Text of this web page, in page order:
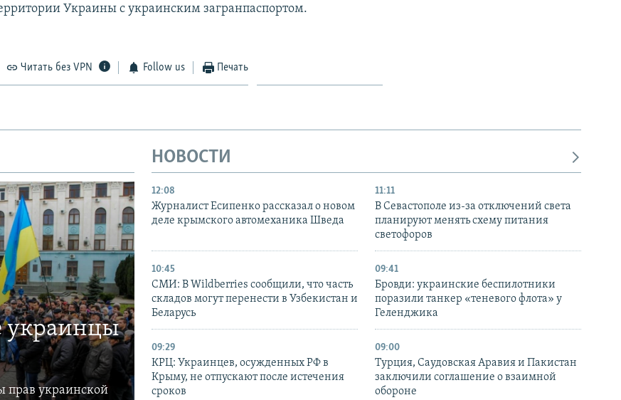
Украины с украинским загранпаспортом.
Читать без VPN Follow us Печать
украинцы
прав украинской
НОВОСТИ
12:08
Журналист Есипенко рассказал о новом
деле крымского автомеханика Шведа
11:11
В Севастополе из-за отключений света
планируют менять схему питания
светофоров
10:45
СМИ: В Wildberries сообщили, что часть
складов могут перенести в Узбекистан и
Беларусь
09:41
Бровди: украинские беспилотники
поразили танкер «теневого флота» у
Геленджика
09:29
КРЦ: Украинцев, осужденных РФ в
Крыму, не отпускают после истечения
сроков
09:00
Турция, Саудовская Аравия и Пакистан
заключили соглашение о взаимной
обороне